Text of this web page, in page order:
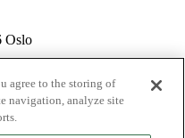
Oslo
agree to the storing of
navigation, analyze site